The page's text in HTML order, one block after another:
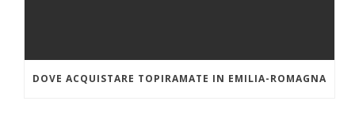
DOVE ACQUISTARE TOPIRAMATE IN EMILIA-ROMAGNA